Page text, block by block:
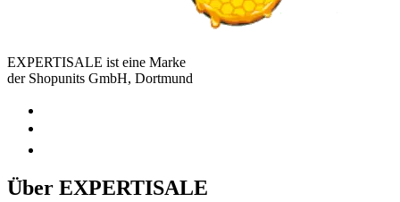
EXPERTISALE ist eine Marke
der Shopunits GmbH, Dortmund
Über EXPERTISALE